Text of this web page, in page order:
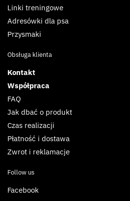
Linki treningowe
Adresówki dla psa
Przysmaki
Obsługa klienta
Kontakt
Współpraca
FAQ
Jak dbać o produkt
Czas realizacji
Płatność i dostawa
Zwrot i reklamacje
Follow us
Facebook